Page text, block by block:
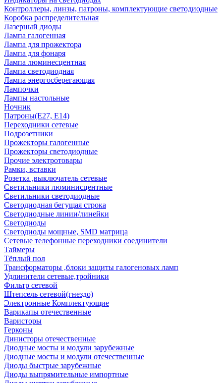
Контроллеры, линзы, патроны, комплектующие светодиодные
Коробка распределительная
Лазерный диоды
Лампа галогенная
Лампа для прожектора
Лампа для фонаря
Лампа люминесцентная
Лампа светодиодная
Лампа энергосберегающая
Лампочки
Лампы настольные
Ночник
Патроны(Е27, Е14)
Переходники сетевые
Подрозетники
Прожекторы галогенные
Прожекторы светодиодные
Прочие электротовары
Рамки, вставки
Розетка ,выключатель сетевые
Светильники люминисцентные
Светильники светодиодные
Светодиодная бегущая строка
Светодиодные линии/линейки
Светодиоды
Светодиоды мощные, SMD матрица
Сетевые телефонные переходники соединители
Таймеры
Тёплый пол
Трансформаторы ,блоки защиты галогеновых ламп
Удлинители сетевые,тройники
Фильтр сетевой
Штепсель сетевой(гнездо)
Электронные Комплектующие
Варикапы отечественные
Варисторы
Герконы
Динисторы отечественные
Диодные мосты и модули зарубежные
Диодные мосты и модули отечественные
Диоды быстрые зарубежные
Диоды выпрямительные импортные